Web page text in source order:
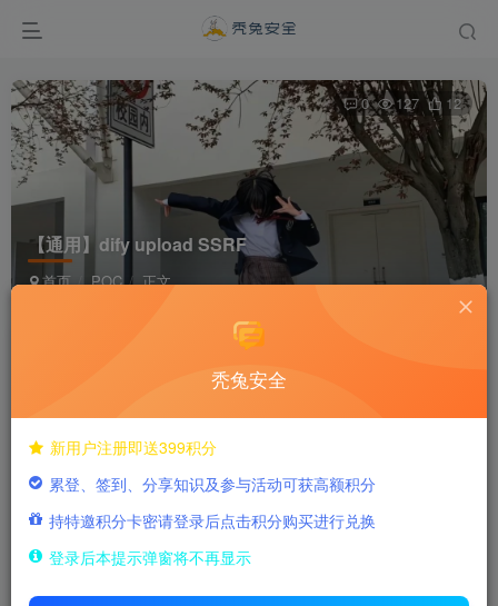
【通用】dify upload SSRF
首页 POC 正文
0 127 12
此内容为付费阅读，请付费后查看
500
付费阅读
秃兔安全
新用户注册即送399积分
累登、签到、分享知识及参与活动可获高额积分
持特邀积分卡密请登录后点击积分购买进行兑换
登录后本提示弹窗将不再显示